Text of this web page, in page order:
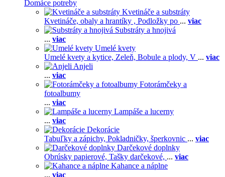
Domáce potreby
Kvetináče a substráty
Kvetináče, obaly a hrantíky , Podložky po ... viac
Substráty a hnojivá
... viac
Umelé kvety
Umelé kvety a kytice, Zeleň, Bobule a plody, V ... viac
Anjeli
... viac
Fotorámčeky a
fotoalbumy
... viac
Lampáše a lucerny
... viac
Dekorácie
Tabuľky a zápichy, Pokladničky, šperkovnic ... viac
Darčekové doplnky
Obrúsky papierové, Tašky darčekové, ... viac
Kahance a náplne
... viac